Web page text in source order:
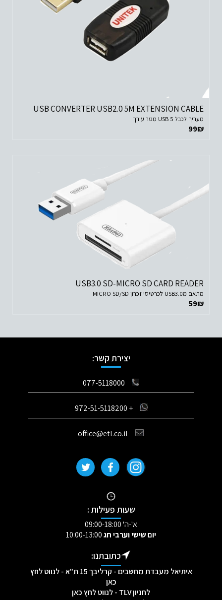
USB CONVERTER USB2.0 5M EXTENSION CABLE
מעריך לכבל USB 5 מטר עורך
99₪
USB3.0 SD-MICRO SD CARD READER
מתאם מUSB3.0 לכרטיסי זכרון MICRO SD/SD
59₪
יצירת קשר:
077-5118000
+ 972-51-5118200
office@etl.co.il
שעות פעילות :
א'-ה' 09:00-18:00
יום שישי וערבי חג
כתובתנו:
איתיאל מעבדת מחשבים - קרליבך 15 ת"א - לנווט לחץ
כאן
לחניון TLV - לנווט לחץ כאן